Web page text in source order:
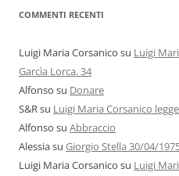
COMMENTI RECENTI
Luigi Maria Corsanico su Luigi
Garcìa Lorca. 34
Alfonso su Donare
S&Rsu Luigi Maria Corsanico
Alfonso su Abbraccio
Alessiasu Giorgio Stella 30/04/
Luigi Maria Corsanico su Luigi